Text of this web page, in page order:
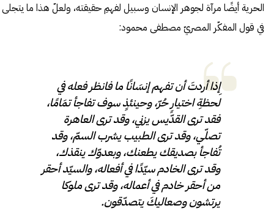
الحرية أيضًا مرآة لجوهر الإنسان وسبيل لفهمِ حقيقته، ولعلّ هذا ما يتجلى
في قول المفكّر المصريّ مصطفى محمود:
إِذا أردتَ أن تفهم إنسَانًا ما فانظر فعله في
لحظةِ اختيارٍ حُرّ، وحينئذٍ سوف تفاجأ تمَامًا،
فقد ترى القدّيس يزني، وقد ترى العاهرة
تصلّي، وقد ترى الطبيب يشرب السمّ، وقد
تُفاجأ بصديقك يطعنك، وبعدوّك ينقذك،
وقد ترى الخادم سيّدًا في أفعاله، والسيّد أحقر
من أحقر خادم في أعماله، وقد ترى ملوكا
يرتشون وصعاليكَ يتصدّقون.